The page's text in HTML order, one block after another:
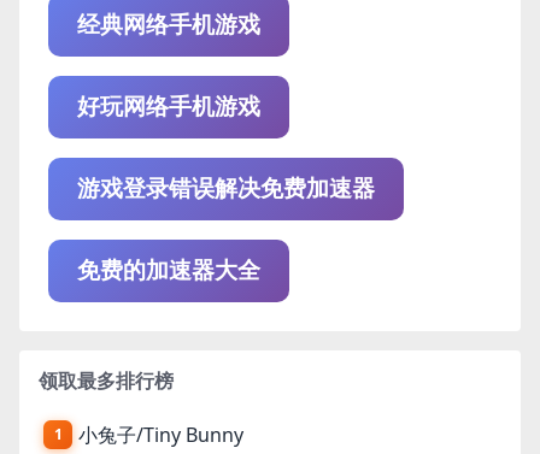
经典网络手机游戏
好玩网络手机游戏
游戏登录错误解决免费加速器
免费的加速器大全
领取最多排行榜
1 小兔子/Tiny Bunny